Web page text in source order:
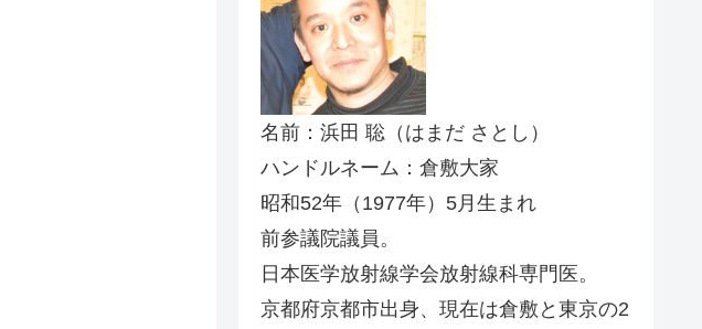
名前：浜田 聡（はまだ さとし）
ハンドルネーム：倉敷大家
昭和52年（1977年）5月生まれ
前参議院議員。
日本医学放射線学会放射線科専門医。
京都府京都市出身、現在は倉敷と東京の2